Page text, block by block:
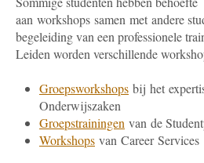
aan workshops samen met andere
begeleiding van een professionele
Leiden worden verschillende
Groepsworkshops bij het
Onderwijszaken
Groepstrainingen van de
Workshops van Career Services